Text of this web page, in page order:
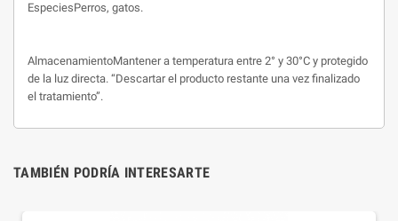
EspeciesPerros, gatos.
AlmacenamientoMantener a temperatura entre 2° y 30°C y protegido
de la luz directa. “Descartar el producto restante una vez finalizado
el tratamiento”.
TAMBIÉN PODRÍA INTERESARTE